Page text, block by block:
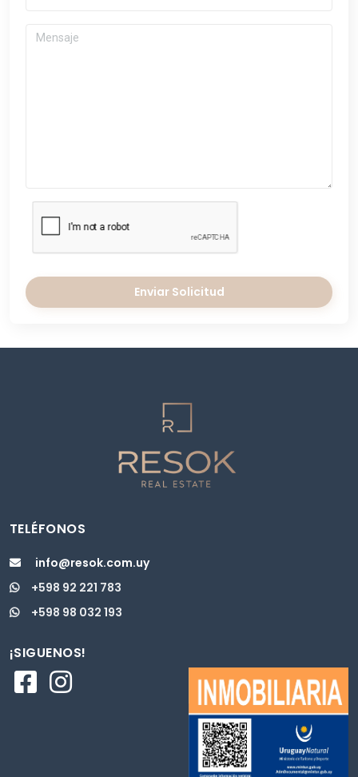
Enviar Solicitud
TELÉFONOS
info@resok.com.uy
+598 92 221 783
+598 98 032 193
¡SIGUENOS!